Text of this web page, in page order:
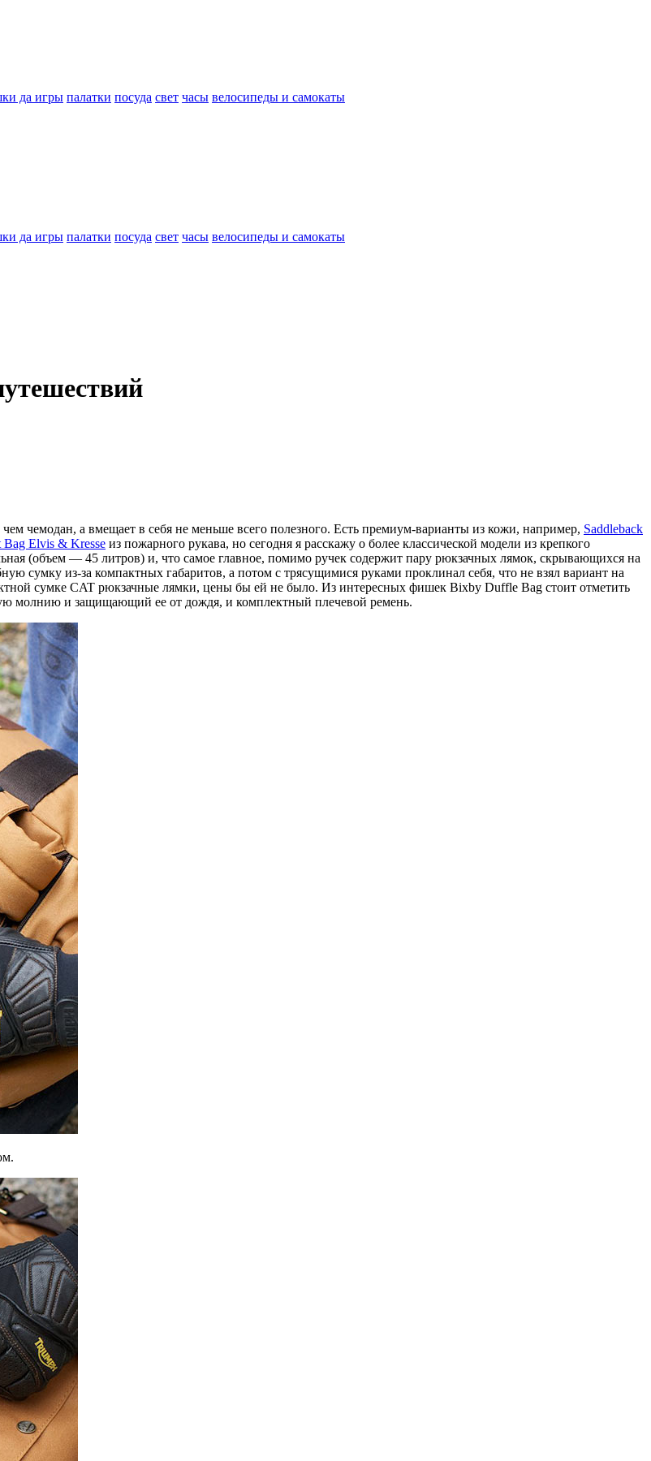
да игры палатки посуда свет часы велосипеды и самокаты
да игры палатки посуда свет часы велосипеды и самокаты
чемодан, а вмещает в себя не меньше всего полезного. Есть премиум-варианты из кожи, например, Saddleback
Bag Elvis & Kresse из пожарного рукава, но сегодня я расскажу о более классической модели из крепкого
(объем — 45 литров) и, что самое главное, помимо ручек содержит пару рюкзачных лямок, скрывающихся на
сумку из-за компактных габаритов, а потом с трясущимися руками проклинал себя, что не взял вариант на
сумке CAT рюкзачные лямки, цены бы ей не было. Из интересных фишек Bixby Duffle Bag стоит отметить
молнию и защищающий ее от дождя, и комплектный плечевой ремень.